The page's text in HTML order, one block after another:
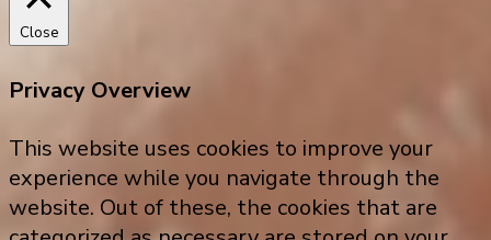
Close
Privacy Overview
This website uses cookies to improve your
experience while you navigate through the
website. Out of these, the cookies that are